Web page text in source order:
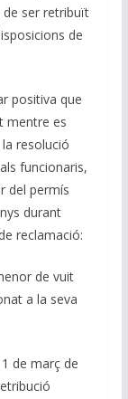
de ser retribuït
de
positiva que
mentre es
resolució
funcionaris,
del permís
durant
reclamació:
de vuit
a la seva
de març de